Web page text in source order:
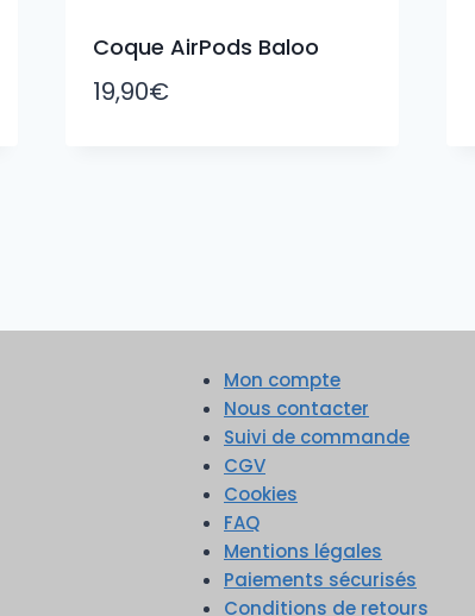
Coque AirPods Baloo
19,90€
Mon compte
Nous contacter
Suivi de commande
CGV
Cookies
FAQ
Mentions légales
Paiements sécurisés
Conditions de retours